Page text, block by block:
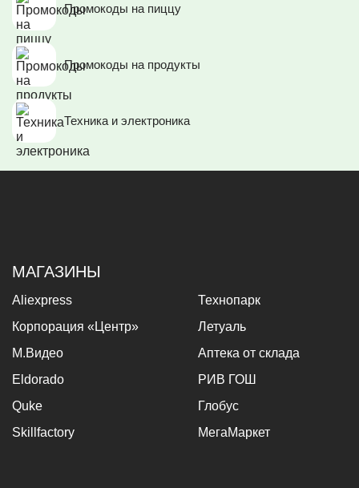
Промокоды на пиццу
Промокоды на продукты
Техника и электроника
МАГАЗИНЫ
Aliexpress
Технопарк
Корпорация «Центр»
Летуаль
М.Видео
Аптека от склада
Eldorado
РИВ ГОШ
Quke
Глобус
Skillfactory
МегаМаркет